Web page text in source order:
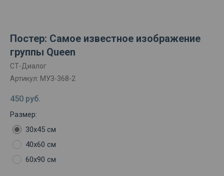
Постер: Самое известное изображение
группы Queen
СТ-Диалог
Артикул: МУЗ-368-2
450 руб.
Размер:
30х45 см
40х60 см
60х90 см